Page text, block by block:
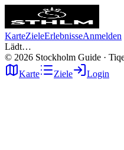
KarteZieleErlebnisseAnmelden
Lädt…
© 2026 Stockholm Guide ·
Karte
Ziele Login